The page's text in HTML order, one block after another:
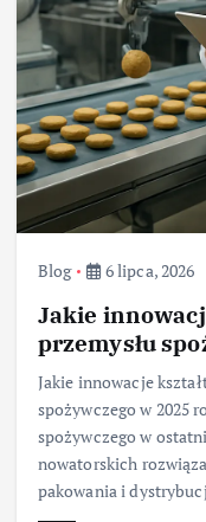
Blog 6 lipca, 2026
Jakie
przemysłu
Jakie innowacje
spożywczego w 2025
spożywczego w
nowatorskich
pakowania i